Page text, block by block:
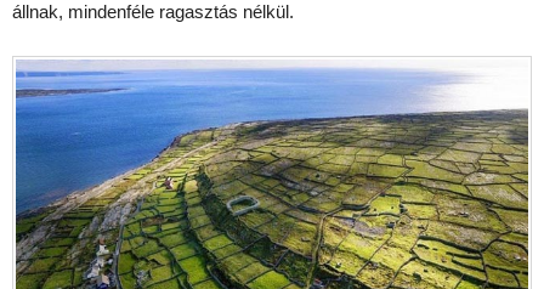
állnak, mindenféle ragasztás nélkül.